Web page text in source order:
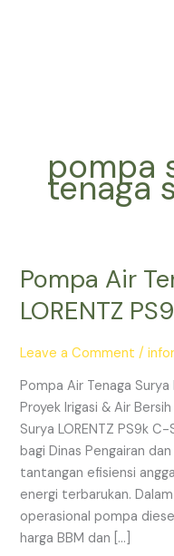
pompa
tenaga
Pompa Air
LORENTZ
Leave a Comment /
Pompa Air Tenaga
Proyek Irigasi & Air
Surya LORENTZ PS9k
bagi Dinas Pengairan
tantangan efisiensi
energi terbarukan.
operasional pompa
harga BBM dan […]
Pompa
Tenaga
LORENTZ
PS9k
C-
SJ75-
1